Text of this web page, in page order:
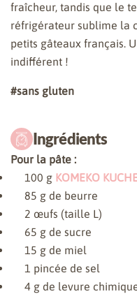
fraîcheur, tandis que le
réfrigérateur sublime la
petits gâteaux français.
indifférent !
#sans gluten
Ingrédients
Pour la pâte :
100 g KOMEKO
85 g de beurre
2 œufs (taille L)
65 g de sucre
15 g de miel
1 pincée de sel
4 g de levure